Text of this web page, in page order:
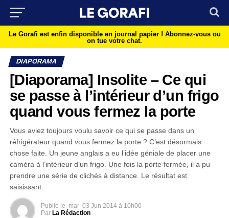
Le Gorafi est enfin disponible en journal papier ! Abonnez-vous ou
on tue votre chat.
DIAPORAMA
[Diaporama] Insolite – Ce qui
se passe à l’intérieur d’un frigo
quand vous fermez la porte
Vous aviez toujours voulu savoir ce qui se passe dans un
réfrigérateur quand vous fermez la porte ? C’est désormais
chose faite. Un jeune anglais a eu l’idée géniale de placer une
caméra à l’intérieur d’un frigo. Une fois la porte fermée, il a pu
prendre une série de clichés à distance. Le résultat est
saisissant.
Publié le mar 03 Jun 2014 à 10h00
Par La Rédaction